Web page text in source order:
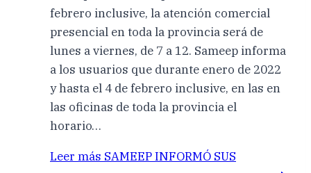
febrero inclusive, la atención comercial
presencial en toda la provincia será de
lunes a viernes, de 7 a 12. Sameep informa
a los usuarios que durante enero de 2022
y hasta el 4 de febrero inclusive, en las en
las oficinas de toda la provincia el
horario…
Leer más SAMEEP INFORMÓ SUS